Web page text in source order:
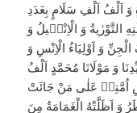
اَلْفُ اَلْفِ سَلَامٍ بِعَدَدِ
وَ الْاِنْجٖيلُ وَ
وَ اَوْلِيَاءُ الْاِنْسِ وَ
وَ مَوْلَانَا مُحَمَّدٍ اَلْفُ
اُمَّتِهٖ عَلٰى مَنْ جَائَتْ
وَ اَظَلَّتْهُ الْغَمَامَةُ مِنَ